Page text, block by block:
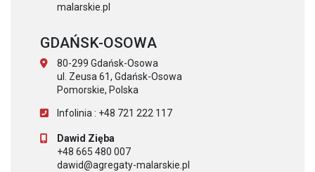
malarskie.pl
GDAŃSK-OSOWA
80-299 Gdańsk-Osowa
ul. Zeusa 61, Gdańsk-Osowa
Pomorskie, Polska
Infolinia : +48 721 222 117
Dawid Zięba
+48 665 480 007
dawid@agregaty-malarskie.pl